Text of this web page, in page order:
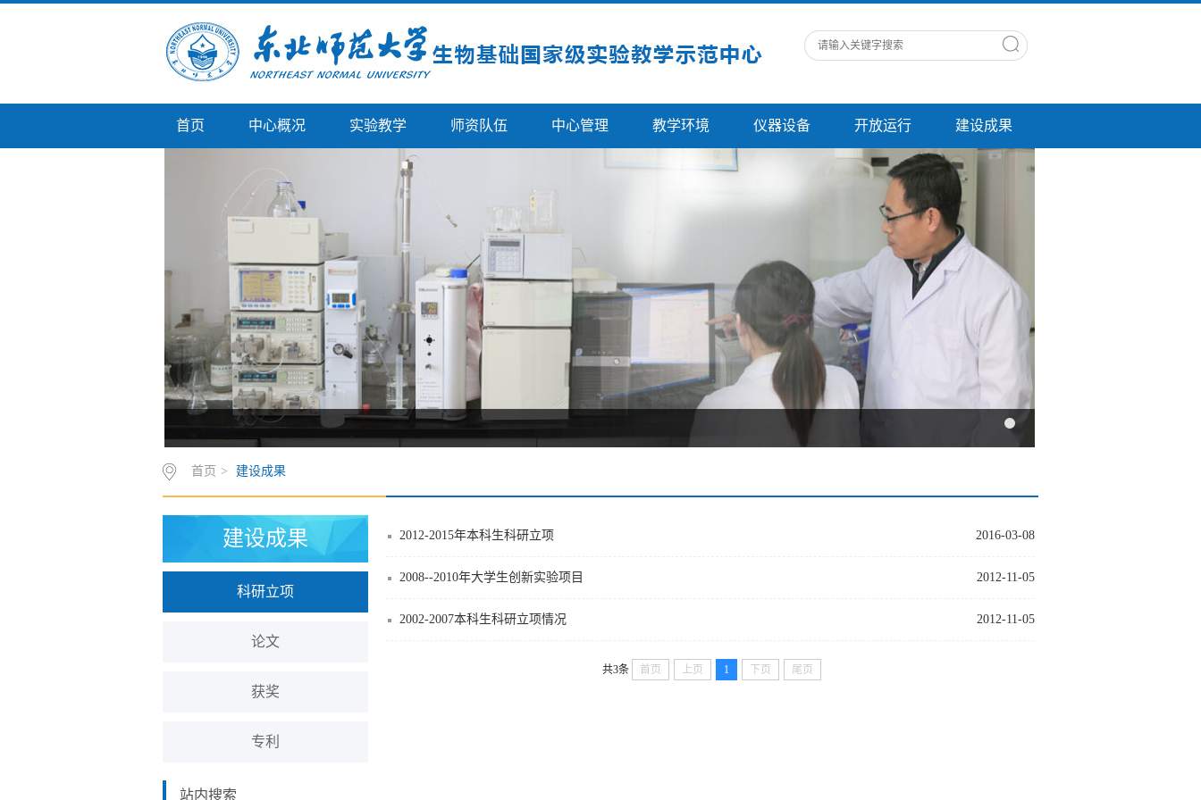
首页 中心概况 实验教学 师资队伍 中心管理 教学环境 仪器设备 开放运行 建设成果
首页 > 建设成果
建设成果
科研立项
论文
获奖
专利
站内搜索
2016-03-08
2012-2015年本科生科研立项
2012-11-05
2008--2010年大学生创新实验项目
2012-11-05
2002-2007本科生科研立项情况
共3条 首页 上页 1 下页 尾页